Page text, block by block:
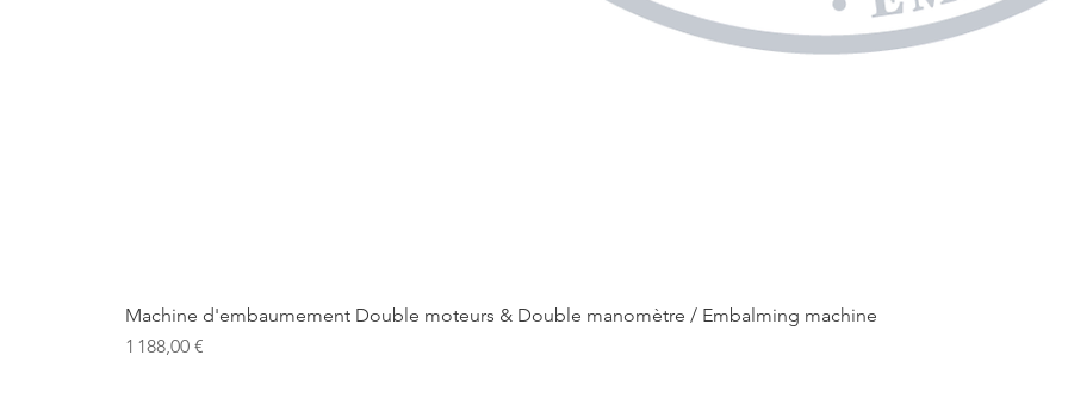
Machine d'embaumement Double moteurs & Double manomètre / Embalming machine
Prix
1 188,00 €